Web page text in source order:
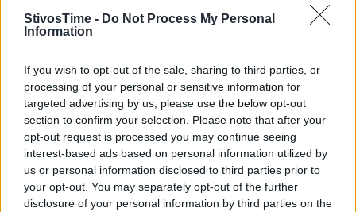
StivosTime - Do Not Process My Personal
Information
If you wish to opt-out of the sale, sharing to third parties, or
processing of your personal or sensitive information for
targeted advertising by us, please use the below opt-out
section to confirm your selection. Please note that after your
opt-out request is processed you may continue seeing
interest-based ads based on personal information utilized by
us or personal information disclosed to third parties prior to
your opt-out. You may separately opt-out of the further
disclosure of your personal information by third parties on the